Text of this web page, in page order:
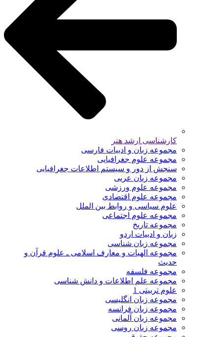
کارشناسی ارشد هنر
مجموعه زبان و ادبیات فارسی
مجموعه علوم جغرافیایی
سنجش از دور و سیستم اطلاعات جغرافیایی
مجموعه زبان عربی
مجموعه علوم ورزشی
مجموعه علوم اقتصادی
علوم سیاسی و روابط بین الملل
مجموعه علوم اجتماعی
مجموعه تاریخ
زبان و ادبیات اردو
مجموعه زبان شناسی
مجموعه الهیات و معارف اسلامی ـ علوم قرآن و
حدیث
مجموعه فلسفه
مجموعه علم اطلاعات و دانش شناسی
علوم تربیتی 1
مجموعه زبان انگلیسی
مجموعه زبان فرانسه
مجموعه زبان آلمانی
مجموعه زبان روسی